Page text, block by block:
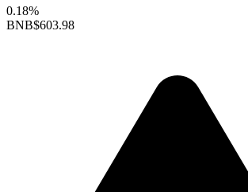
0.18%
BNB$603.98